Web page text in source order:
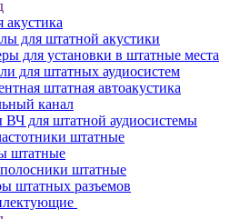
акустика
для штатной акустики
для установки в штатные места
для штатных аудиосистем
штатная автоакустика
канал
ВЧ для штатной аудиосистемы
штатные
штатные
штатные
штатных разъемов